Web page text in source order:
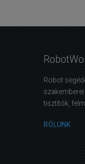
Robot
tisztítók,
RÓLUNK